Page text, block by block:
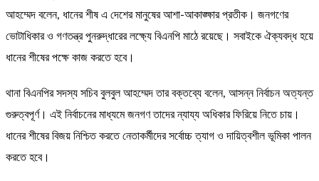
আহম্মেদ বলেন, ধানের শীষ এ দেশের মানুষের আশা-আকাঙ্ক্ষার প্রতীক। জনগণের
ভোটাধিকার ও গণতন্ত্র পুনরুদ্ধারের লক্ষ্যে বিএনপি মাঠে রয়েছে। সবাইকে ঐক্যবদ্ধ হয়ে
ধানের শীষের পক্ষে কাজ করতে হবে।
থানা বিএনপির সদস্য সচিব বুলবুল আহম্মেদ তার বক্তব্যে বলেন, আসন্ন নির্বাচন অত্যন্ত
গুরুত্বপূর্ণ। এই নির্বাচনের মাধ্যমে জনগণ তাদের ন্যায্য অধিকার ফিরিয়ে নিতে চায়।
ধানের শীষের বিজয় নিশ্চিত করতে নেতাকর্মীদের সর্বোচ্চ ত্যাগ ও দায়িত্বশীল ভূমিকা পালন
করতে হবে।